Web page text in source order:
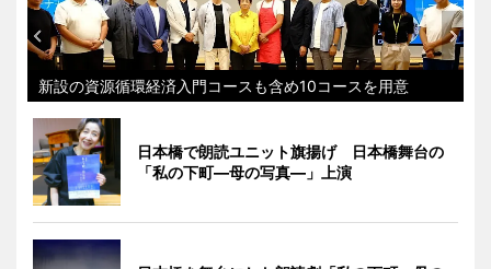
新設の資源循環経済入門コースも含め10コースを用意
日本橋で朗読ユニット旗揚げ 日本橋舞台の
「私の下町―母の写真―」上演